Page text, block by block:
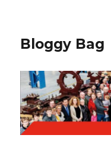
Bloggy Bag